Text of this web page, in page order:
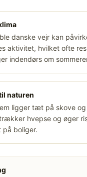
danske vejr kan
aktivitet, hvilket ofte
indendørs om
naturen
ligger tæt på skove og
hvepse og øger
boliger.